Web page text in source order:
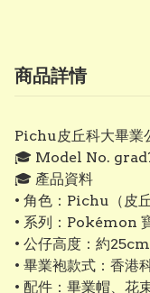
商品詳情
Pichu皮丘科大畢業
🎓 Model No.
🎓 產品資料
• 角色：Pichu（皮丘
• 系列：Pokémon
• 公仔高度：約25cm
• 畢業袍款式：香港
• 配件：畢業帽、花